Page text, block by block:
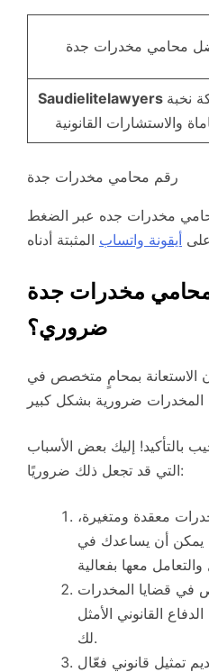
محامي مخدرات جدة
Saudielitelawyers نخبة
والاستشارات القانونية
رقم محامي مخدرات جدة
مخدرات جده عبر الضغط
على أيقونة واتساب
مخدرات جدة
ضروري؟
الاستعانة بمحامٍ متخصص في
بالتأكيد! إليك بعض الأسباب
التي قد تجعل ذلك ضروريًا:
معقدة ومتغيرة،
يمكن أن يساعدك في
في قضايا المخدرات
القانوني الأمثل
لك.
تمثيل قانوني فعّال